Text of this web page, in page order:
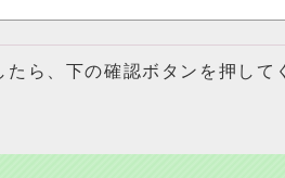
ら、下の確認ボタンを押して